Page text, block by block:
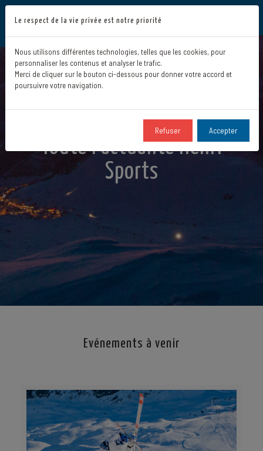
Toute l'actualité Henri
Sports
Evénements à venir
Le respect de la vie privée est notre priorité
Nous utilisons différentes technologies, telles que les cookies, pour
personnaliser les contenus et analyser le trafic.
Merci de cliquer sur le bouton ci-dessous pour donner votre accord et
poursuivre votre navigation.
Refuser Accepter